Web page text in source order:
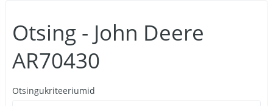
Otsing - John Deere
AR70430
Otsingukriteeriumid